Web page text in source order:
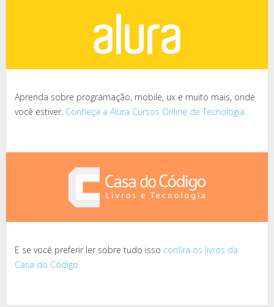
Aprenda sobre programação, mobile, ux e muito mais, onde
você estiver. Conheça a Alura Cursos Online de Tecnologia
E se você preferir ler sobre tudo isso confira os livros da
Casa do Código